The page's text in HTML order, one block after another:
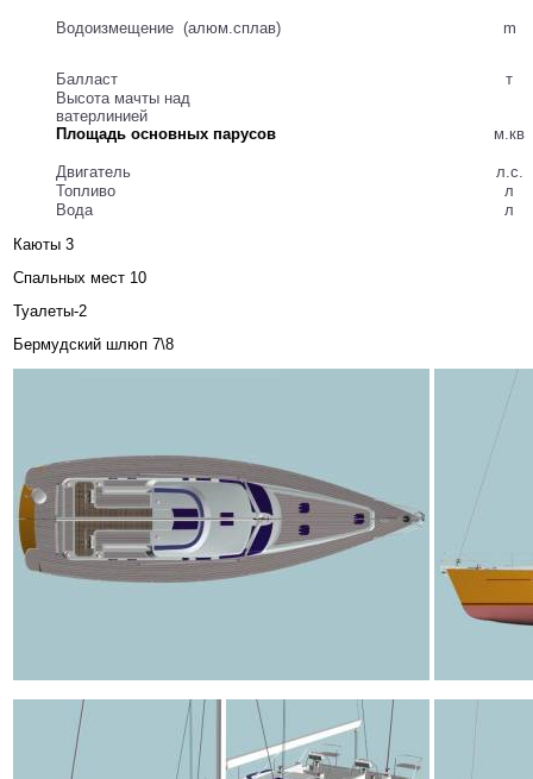
Водоизмещение (алюм.сплав) m
Балласт
т
Высота мачты над
ватерлинией
Площадь основных парусов
м.кв
Двигатель
л.с.
Топливо
л
Вода
л
Каюты 3
Спальных мест 10
Туалеты-2
Бермудский шлюп 7\8